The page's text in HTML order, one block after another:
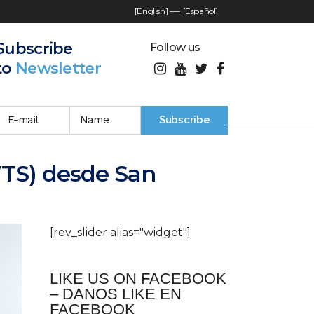
[English] —- [Español]
Newsletter
Follow us
desde San
[rev_slider alias="widget"]
LIKE US ON FACEBOOK
– DANOS LIKE EN
FACEBOOK